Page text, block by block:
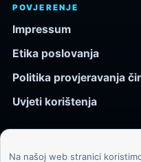
POVJERENJE
Impressum
Etika poslovanja
Politika provjeravanja
Uvjeti korištenja
Na našoj web stranici